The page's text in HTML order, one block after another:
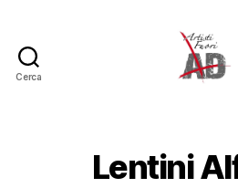
Cerca
Lentini